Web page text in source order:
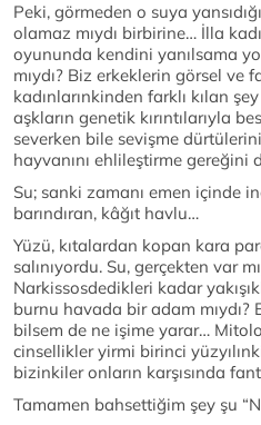
Peki, görmeden o suya
olamaz mıydı birbirine… İlla
oyununda kendini yanılsama
mıydı? Biz erkeklerin görsel ve
kadınlarınkinden farklı kılan
aşkların genetik kırıntılarıyla
severken bile sevişme
hayvanını ehlileştirme gereğini
Su; sanki zamanı emen içinde
barındıran, kâğıt havlu…
Yüzü, kıtalardan kopan kara
salınıyordu. Su, gerçekten var
Narkissosdedikleri kadar
burnu havada bir adam
bilsem de ne işime yarar…
cinsellikler yirmi birinci
bizinkiler onların karşısında
Tamamen bahsettiğim şey şu